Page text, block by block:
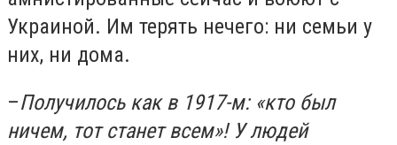
Украиной. Им терять нечего: ни семьи у
них, ни дома.
–Получилось как в 1917-м: «кто был
ничем, тот станет всем»! У людей